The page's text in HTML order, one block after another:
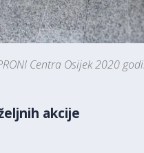
Centra Osijek 2020
akcije